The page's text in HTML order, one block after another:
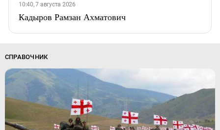
10:40, 7 августа 2026
Кадыров Рамзан Ахматович
СПРАВОЧНИК